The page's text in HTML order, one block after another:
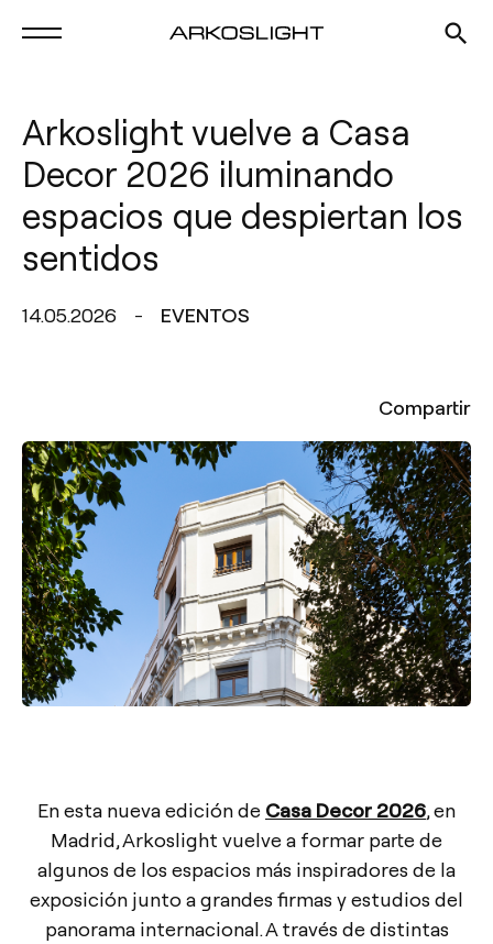
Arkoslight vuelve a Casa
Decor 2026 iluminando
espacios que despiertan los
sentidos
14.05.2026 EVENTOS
Compartir
En esta nueva edición de Casa Decor 2026,en
Madrid, Arkoslight vuelve a formar parte de
algunos de los espacios más inspiradores de la
exposición junto a grandes firmas y estudios del
panorama internacional. A través de distintas